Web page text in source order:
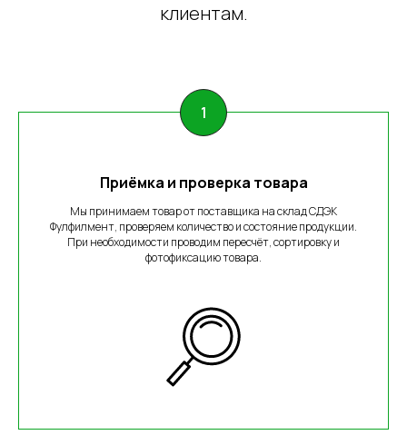
клиентам.
Приёмка и проверка товара
Мы принимаем товар от поставщика на склад СДЭК
Фулфилмент, проверяем количество и состояние продукции.
При необходимости проводим пересчёт, сортировку и
фотофиксацию товара.